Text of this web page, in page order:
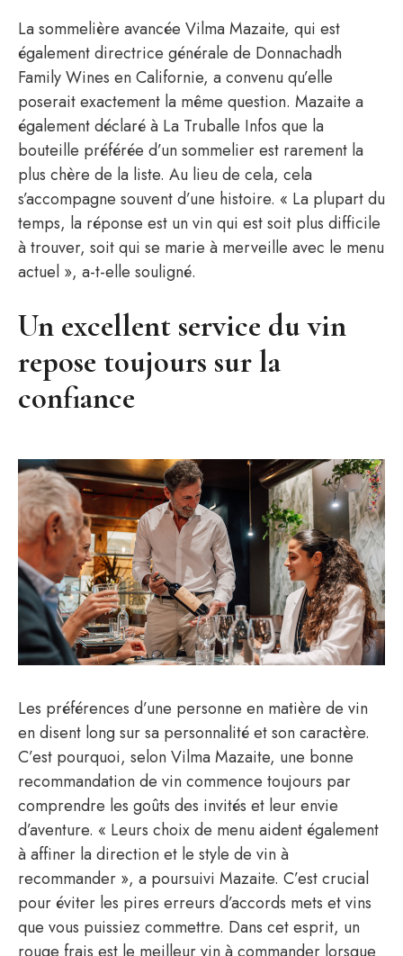
La sommelière avancée Vilma Mazaite, qui est
également directrice générale de Donnachadh
Family Wines en Californie, a convenu qu’elle
poserait exactement la même question. Mazaite a
également déclaré à La Truballe Infos que la
bouteille préférée d’un sommelier est rarement la
plus chère de la liste. Au lieu de cela, cela
s’accompagne souvent d’une histoire. « La plupart du
temps, la réponse est un vin qui est soit plus difficile
à trouver, soit qui se marie à merveille avec le menu
actuel », a-t-elle souligné.
Un excellent service du vin
repose toujours sur la
confiance
Les préférences d’une personne en matière de vin
en disent long sur sa personnalité et son caractère.
C’est pourquoi, selon Vilma Mazaite, une bonne
recommandation de vin commence toujours par
comprendre les goûts des invités et leur envie
d’aventure. « Leurs choix de menu aident également
à affiner la direction et le style de vin à
recommander », a poursuivi Mazaite. C’est crucial
pour éviter les pires erreurs d’accords mets et vins
que vous puissiez commettre. Dans cet esprit, un